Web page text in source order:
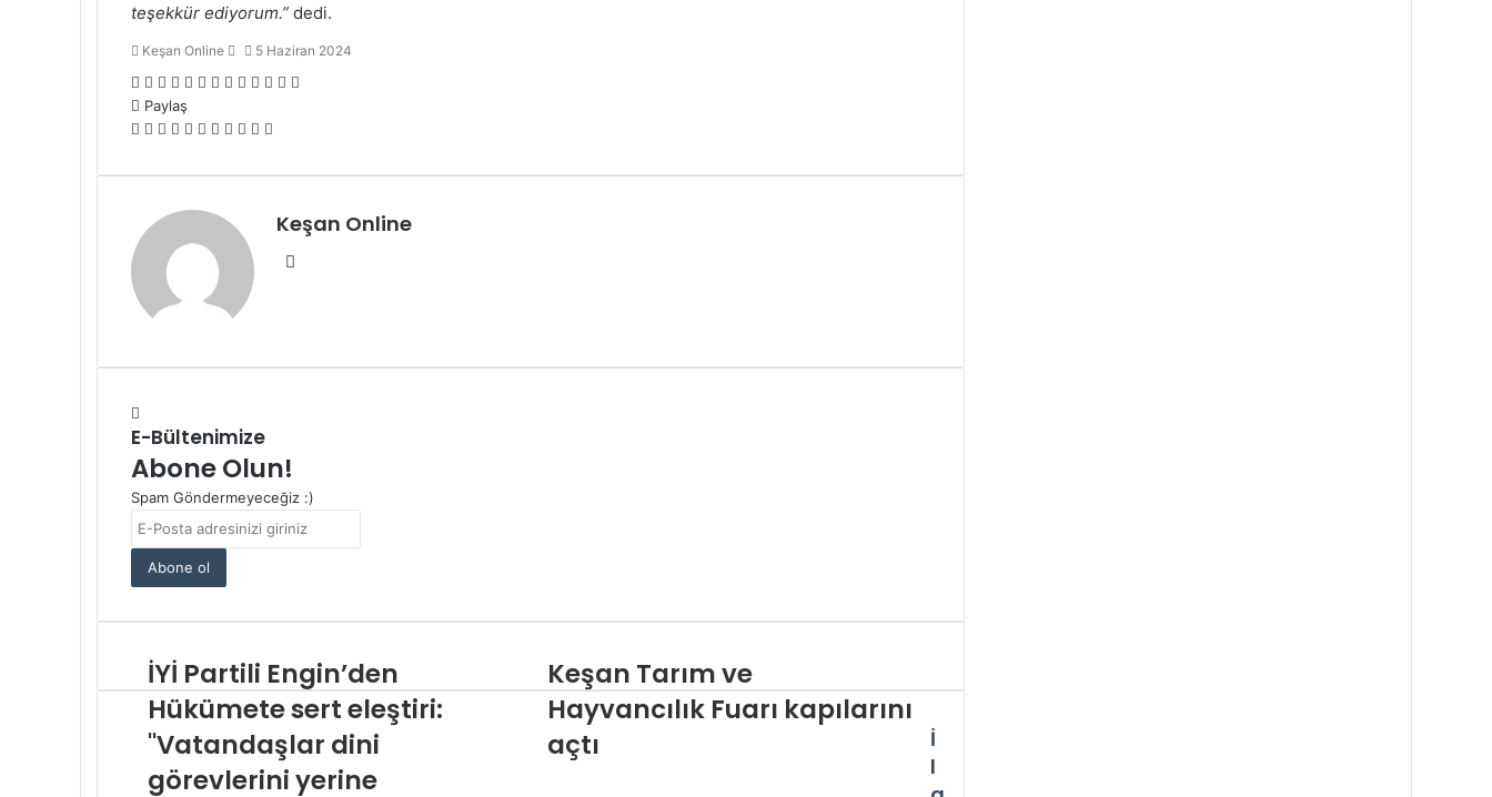
teşekkür ediyorum.” dedi.
Keşan Online
Bir 5 Haziran 2024
Facebook
Twitter
LinkedIn
Tumblr
Pinterest
Reddit
VKontakte
Odnoklassniki
Pocket
Messenger
Messenger
WhatsApp
Paylaş
Facebook
Twitter
LinkedIn
Tumblr
Pinterest
Reddit
VKontakte
Odnoklassniki
Pocket
E-
ile
Keşan Online
Web
E-Bültenimize
Abone Olun!
Spam Göndermeyeceğiz :)
E-
adresinizi
giriniz
İYİ Partili Engin’den
Hükümete sert eleştiri:
"Vatandaşlar dini
görevlerini yerine
Keşan Tarım ve
Hayvancılık Fuarı kapılarını
açtı
İ
l